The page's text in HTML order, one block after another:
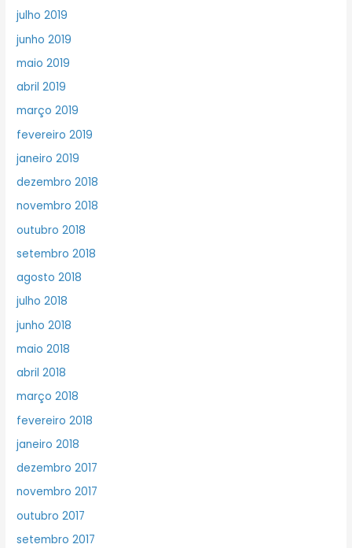
julho 2019
junho 2019
maio 2019
abril 2019
março 2019
fevereiro 2019
janeiro 2019
dezembro 2018
novembro 2018
outubro 2018
setembro 2018
agosto 2018
julho 2018
junho 2018
maio 2018
abril 2018
março 2018
fevereiro 2018
janeiro 2018
dezembro 2017
novembro 2017
outubro 2017
setembro 2017